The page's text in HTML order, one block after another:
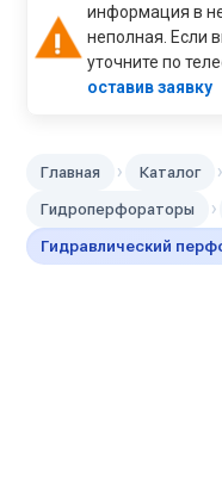
информация в
неполная. Если
уточните по
оставив заявку
Главная › Каталог ›
Гидроперфораторы ›
Гидравлический